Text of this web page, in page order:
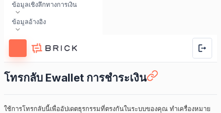
ข้อมูลเชิงลึกทางการเงิน
ข้อมูลอ้างอิง
โทรกลับ Ewallet การชำระเงิน
ใช้การโทรกลับนี้เพื่ออัปเดตธุรกรรมที่ตรงกันในระบบของคุณ ทำเครื่องหมาย